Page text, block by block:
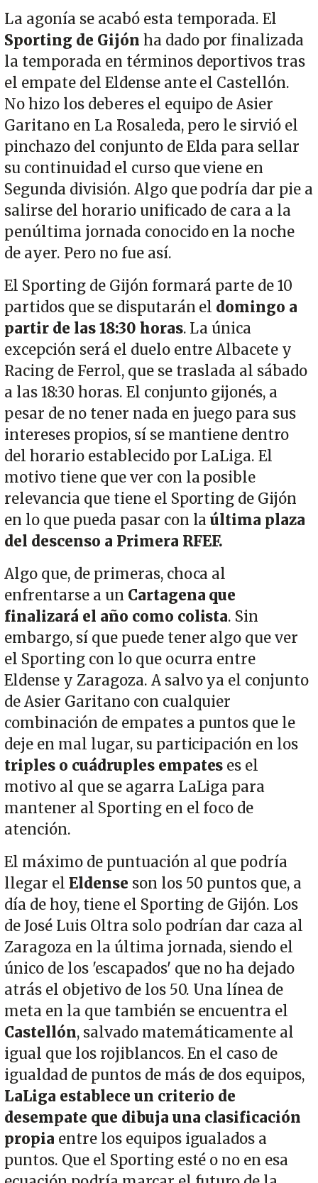
La agonía se acabó esta temporada. El
Sporting de Gijón ha dado por finalizada
la temporada en términos deportivos tras
el empate del Eldense ante el Castellón.
No hizo los deberes el equipo de Asier
Garitano en La Rosaleda, pero le sirvió el
pinchazo del conjunto de Elda para sellar
su continuidad el curso que viene en
Segunda división. Algo que podría dar pie a
salirse del horario unificado de cara a la
penúltima jornada conocido en la noche
de ayer. Pero no fue así.
El Sporting de Gijón formará parte de 10
partidos que se disputarán el domingo a
partir de las 18:30 horas. La única
excepción será el duelo entre Albacete y
Racing de Ferrol, que se traslada al sábado
a las 18:30 horas. El conjunto gijonés, a
pesar de no tener nada en juego para sus
intereses propios, sí se mantiene dentro
del horario establecido por LaLiga. El
motivo tiene que ver con la posible
relevancia que tiene el Sporting de Gijón
en lo que pueda pasar con laúltima plaza
del descenso a Primera RFEF.
Algo que, de primeras, choca al
enfrentarse a un Cartagena que
finalizará el año como colista. Sin
embargo, sí que puede tener algo que ver
el Sporting con lo que ocurra entre
Eldense y Zaragoza. A salvo ya el conjunto
de Asier Garitano con cualquier
combinación de empates a puntos que le
deje en mal lugar, su participación en los
triples o cuádruples empates es el
motivo al que se agarra LaLiga para
mantener al Sporting en el foco de
atención.
El máximo de puntuación al que podría
llegar el Eldense son los 50 puntos que, a
día de hoy, tiene el Sporting de Gijón. Los
de José Luis Oltra solo podrían dar caza al
Zaragoza en la última jornada, siendo el
único de los 'escapados' que no ha dejado
atrás el objetivo de los 50. Una línea de
meta en la que también se encuentra el
Castellón, salvado matemáticamente al
igual que los rojiblancos. En el caso de
igualdad de puntos de más de dos equipos,
LaLiga establece un criterio de
desempate que dibuja una clasificación
propia entre los equipos igualados a
puntos. Que el Sporting esté o no en esa